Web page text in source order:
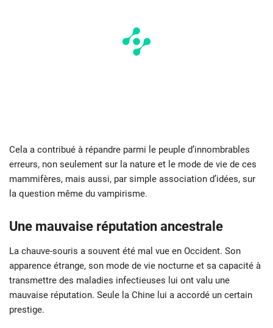
Cela a contribué à répandre parmi le peuple d’innombrables
erreurs, non seulement sur la nature et le mode de vie de ces
mammifères, mais aussi, par simple association d’idées, sur
la question même du vampirisme.
Une mauvaise réputation ancestrale
La chauve-souris a souvent été mal vue en Occident. Son
apparence étrange, son mode de vie nocturne et sa capacité à
transmettre des maladies infectieuses lui ont valu une
mauvaise réputation. Seule la Chine lui a accordé un certain
prestige.